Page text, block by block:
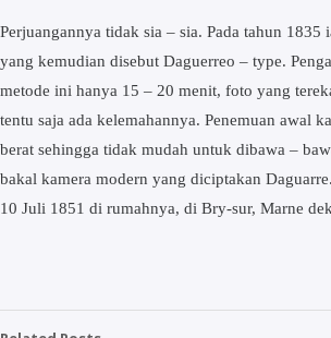
Perjuangannya tidak sia – sia. Pada tahun 1835
yang kemudian disebut Daguerreo – type.
metode ini hanya 15 – 20 menit, foto yang
tentu saja ada kelemahannya. Penemuan awal
berat sehingga tidak mudah untuk dibawa –
bakal kamera modern yang diciptakan
10 Juli 1851 di rumahnya, di Bry-sur, Marne